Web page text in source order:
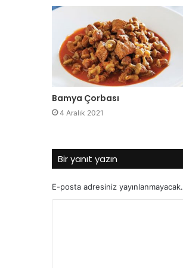
Bamya Çorbası
4 Aralık 2021
Bir yanıt yazın
E-posta adresiniz yayınlanmayacak.